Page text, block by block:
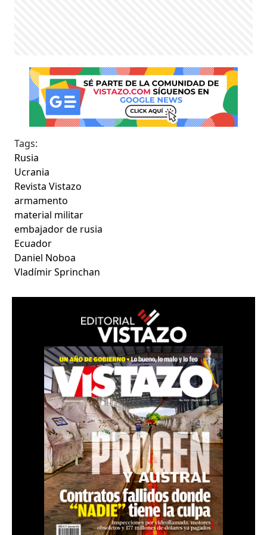
Tags:
Rusia
Ucrania
Revista Vistazo
armamento
material militar
embajador de rusia
Ecuador
Daniel Noboa
Vladímir Sprinchan